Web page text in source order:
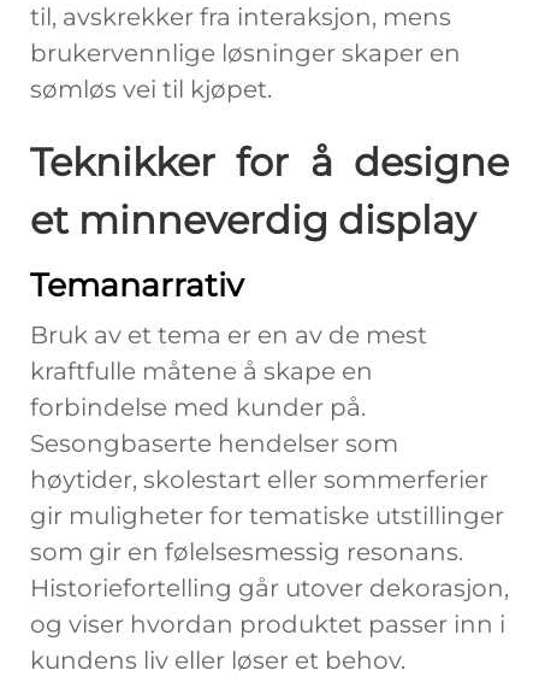
til, avskrekker fra interaksjon, mens
brukervennlige løsninger skaper en
sømløs vei til kjøpet.
Teknikker for å designe
et minneverdig display
Temanarrativ
Bruk av et tema er en av de mest
kraftfulle måtene å skape en
forbindelse med kunder på.
Sesongbaserte hendelser som
høytider, skolestart eller sommerferier
gir muligheter for tematiske utstillinger
som gir en følelsesmessig resonans.
Historiefortelling går utover dekorasjon,
og viser hvordan produktet passer inn i
kundens liv eller løser et behov.